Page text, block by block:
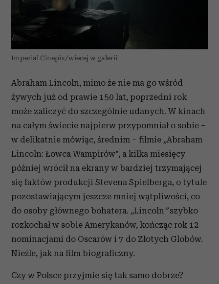
Imperial Cinepix/wiecej w galerii
Abraham Lincoln, mimo że nie ma go wśród
żywych już od prawie 150 lat, poprzedni rok
może zaliczyć do szczególnie udanych. W kinach
na całym świecie najpierw przypomniał o sobie –
w delikatnie mówiąc, średnim – filmie „Abraham
Lincoln: Łowca Wampirów”, a kilka miesięcy
później wrócił na ekrany w bardziej trzymającej
się faktów produkcji Stevena Spielberga, o tytule
pozostawiającym jeszcze mniej wątpliwości, co
do osoby głównego bohatera. „Lincoln ”szybko
rozkochał w sobie Amerykanów, kończąc rok 12
nominacjami do Oscarów i 7 do Złotych Globów.
Nieźle, jak na film biograficzny.
Czy w Polsce przyjmie się tak samo dobrze?